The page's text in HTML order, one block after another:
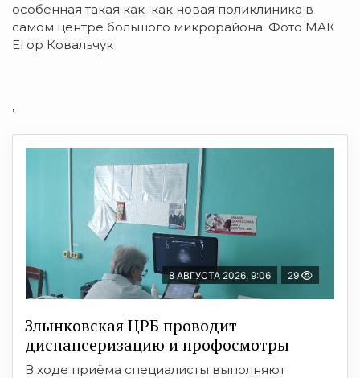
особенная такая как как новая поликлиника в
самом центре большого микрорайона. Фото МАК
Егор Ковальчук
,
8 АВГУСТА 2026, 9:06 29
Злынковская ЦРБ проводит
диспансеризацию и профосмотры
В ходе приёма специалисты выполняют